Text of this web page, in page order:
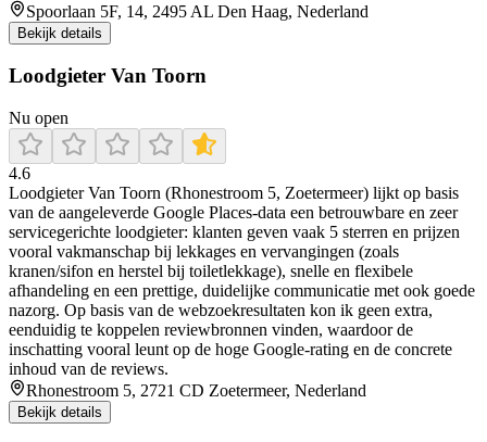
Spoorlaan 5F, 14, 2495 AL Den Haag, Nederland
Bekijk details
Loodgieter Van Toorn
Nu open
4.6
Loodgieter Van Toorn (Rhonestroom 5, Zoetermeer) lijkt op basis
van de aangeleverde Google Places-data een betrouwbare en zeer
servicegerichte loodgieter: klanten geven vaak 5 sterren en prijzen
vooral vakmanschap bij lekkages en vervangingen (zoals
kranen/sifon en herstel bij toiletlekkage), snelle en flexibele
afhandeling en een prettige, duidelijke communicatie met ook goede
nazorg. Op basis van de webzoekresultaten kon ik geen extra,
eenduidig te koppelen reviewbronnen vinden, waardoor de
inschatting vooral leunt op de hoge Google-rating en de concrete
inhoud van de reviews.
Rhonestroom 5, 2721 CD Zoetermeer, Nederland
Bekijk details